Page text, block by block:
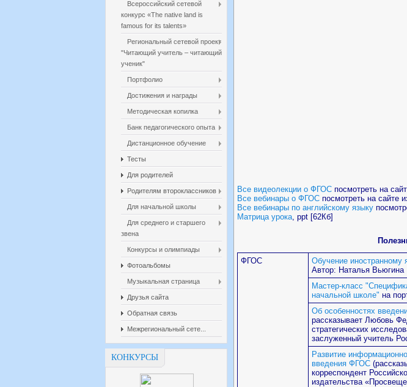
Всероссийский сетевой
конкурс «The native land is
famous for its talents»
Региональный сетевой проект
"Читающий учитель – читающий
ученик"
Портфолио
Достижения и награды
Методическая копилка
Банк педагогического опыта
Дистанционное обучение
Тесты
Для родителей
Родителям второклассников
Для начальной школы
Для среднего и старшего
звена
Конкурсы и олимпиады
Фотоальбомы
Музыкальная страница
Друзья сайта
Обратная связь
Межрегиональный сете...
КОНКУРСЫ
Все видеолекции о ФГОС посмотреть на
Все вебинары о ФГОС посмотреть на сайте
Все вебинары по английскому языку
Матрица урока, ppt [62Кб]
ФГОС
Обучение иностранному
Автор: Наталья Вьюгина
Мастер-класс
начальной школе" на
Об особенностях
рассказывает Любовь
стратегических
заслуженный учитель
Развитие
введения ФГОС (
корреспондент
издательства